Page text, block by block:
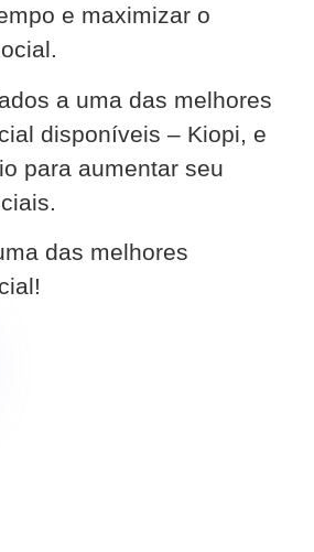
e maximizar o
a uma das melhores
disponíveis – Kiopi, e
para aumentar seu
das melhores